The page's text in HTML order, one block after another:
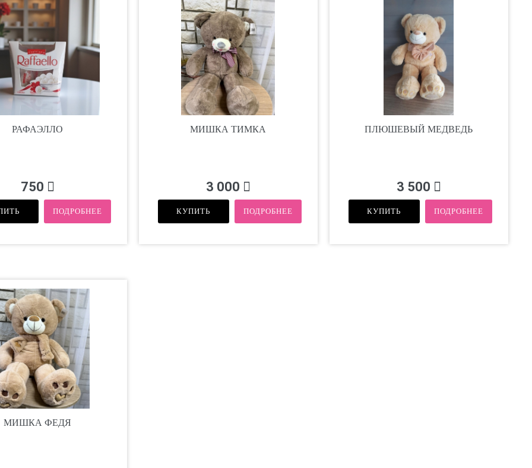
РАФАЭЛЛО
750
ПОДРОБНЕЕ
МИШКА ТИМКА
3 000
КУПИТЬ ПОДРОБНЕЕ
ПЛЮШЕВЫЙ МЕДВЕДЬ
3 500
КУПИТЬ ПОДРОБНЕЕ
МИШКА ФЕДЯ